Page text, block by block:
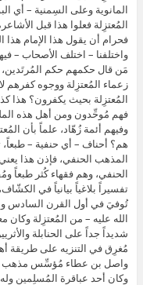
المانوية وعلى السِمنية – أي
المُعتزِلة فعلوا هذا قبل
فحرام أن يقول هذا الإمام هذا
واختلفنا – اختلف الأصحاب
مَن قال حكمهم حكم
زعماء المُعتزِلة ووجوه كفرهم
المُعتزِلة بحيث يكفرون؟
فهم مُوحِّدون ومن أهل هذه
وفيهم أئمة زُهّاد، علماً بأن
هم؟ أحناف – أي حنفية –
المذهب الحنفي، فإذن هذا
الحنفي، وهم فقهاء كُثر
تفسيراً بلاغياً بيانياً في
تُوفيَ في أول القرن السادس
الله عليه – من المُعتزِلة وكان
شديداً جداً على الحنابلة
مُغرِق في التنزيه على طريقة
واصل بن عطاء مُؤسِّس مذهب
وكان أحد عباقرة المُسلِمين